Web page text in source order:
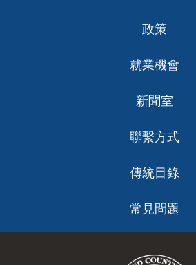
政策
就業機會
新聞室
聯繫方式
傳統目錄
常見問題